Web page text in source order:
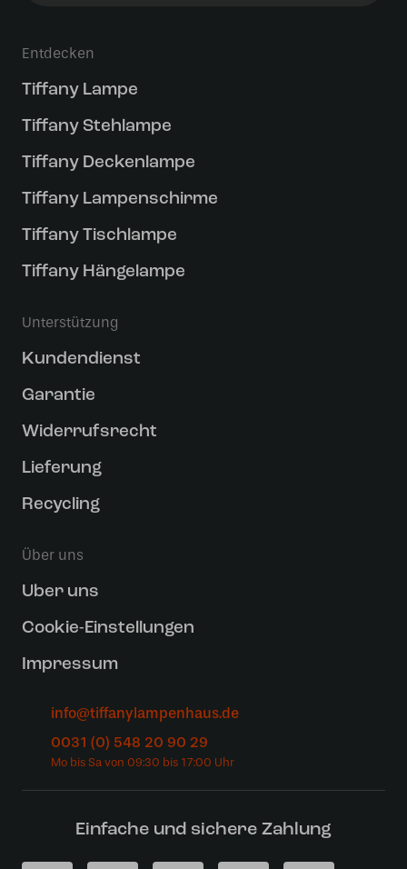
Entdecken
Tiffany Lampe
Tiffany Stehlampe
Tiffany Deckenlampe
Tiffany Lampenschirme
Tiffany Tischlampe
Tiffany Hängelampe
Unterstützung
Kundendienst
Garantie
Widerrufsrecht
Lieferung
Recycling
Über uns
Uber uns
Cookie-Einstellungen
Impressum
info@tiffanylampenhaus.de
0031 (0) 548 20 90 29
Einfache und sichere Zahlung